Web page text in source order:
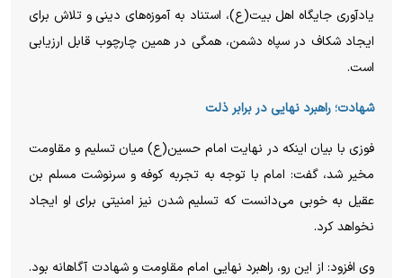
یادآوری جایگاه اهل بیت(ع)، استناد به آموزه‌های دینی و تلاش برای
ایجاد شکاف در سپاه دشمن، همگی در همین چارچوب قابل ارزیابی
است.
شهادت؛ راهبرد نهایی در برابر ذلت
فوزی با بیان اینکه در نهایت امام حسین(ع) میان تسلیم و مقاومت
مخیر شد، گفت: امام با توجه به تجربه کوفه و سرنوشت مسلم بن
عقیل به خوبی می‌دانست که تسلیم شدن نیز امنیتی برای او ایجاد
نخواهد کرد.
وی افزود: از این رو، راهبرد نهایی امام مقاومت و شهادت آگاهانه بود.